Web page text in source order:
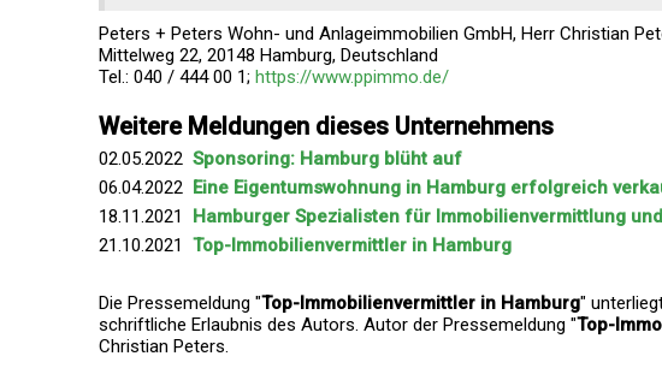
Peters + Peters Wohn- und Anlageimmobilien GmbH, Herr Christian
Mittelweg 22, 20148 Hamburg, Deutschland
Tel.: 040 / 444 00 1; https://www.ppimmo.de/
Weitere Meldungen dieses Unternehmens
02.05.2022 Sponsoring: Hamburg blüht auf
06.04.2022 Eine Eigentumswohnung in Hamburg erfolgreich
18.11.2021 Hamburger Spezialisten für Immobilienvermittlung
21.10.2021 Top-Immobilienvermittler in Hamburg
Die Pressemeldung "Top-Immobilienvermittler in Hamburg"
schriftliche Erlaubnis des Autors. Autor der Pressemeldung "Top-
Christian Peters.